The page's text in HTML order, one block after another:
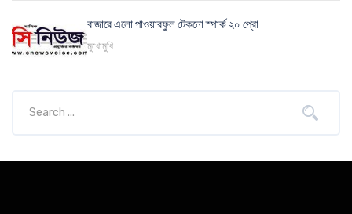
বাজারে এলো পাওয়ারফুল টেকনো স্পার্ক ২০ প্রো
মুখোমুখি